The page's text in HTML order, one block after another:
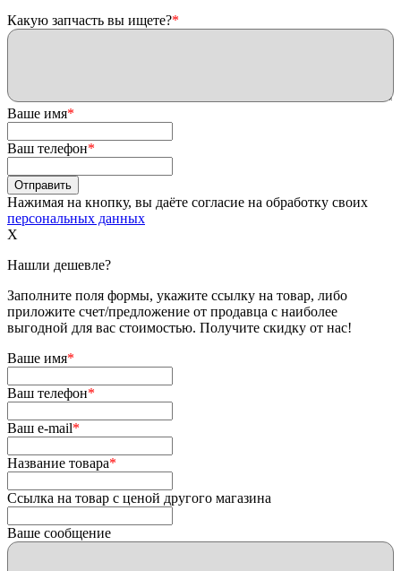
Какую запчасть вы ищете?*
Ваше имя*
Ваш телефон*
Нажимая на кнопку, вы даёте согласие на обработку своих
персональных данных
X
Нашли дешевле?
Заполните поля формы, укажите ссылку на товар, либо
приложите счет/предложение от продавца с наиболее
выгодной для вас стоимостью. Получите скидку от нас!
Ваше имя*
Ваш телефон*
Ваш e-mail*
Название товара*
Ссылка на товар с ценой другого магазина
Ваше сообщение